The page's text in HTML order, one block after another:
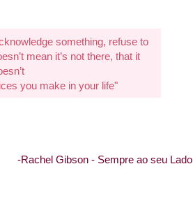
something, refuse to
mean it’s not there, that it
you make in your life"
-Rachel Gibson - Sempre ao seu Lado